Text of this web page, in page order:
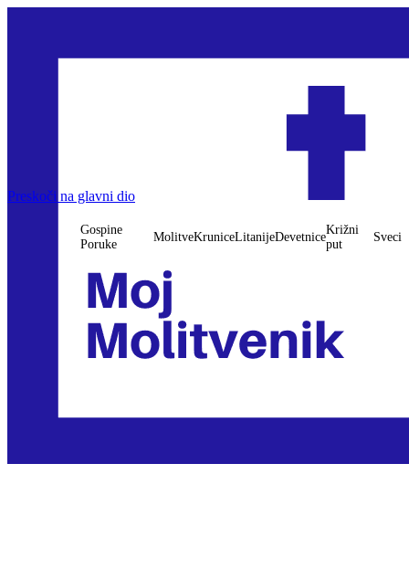
Preskoči na glavni dio
Gospine
Poruke
MolitveKruniceLitanijeDevetnice
Križni
put
Sveci